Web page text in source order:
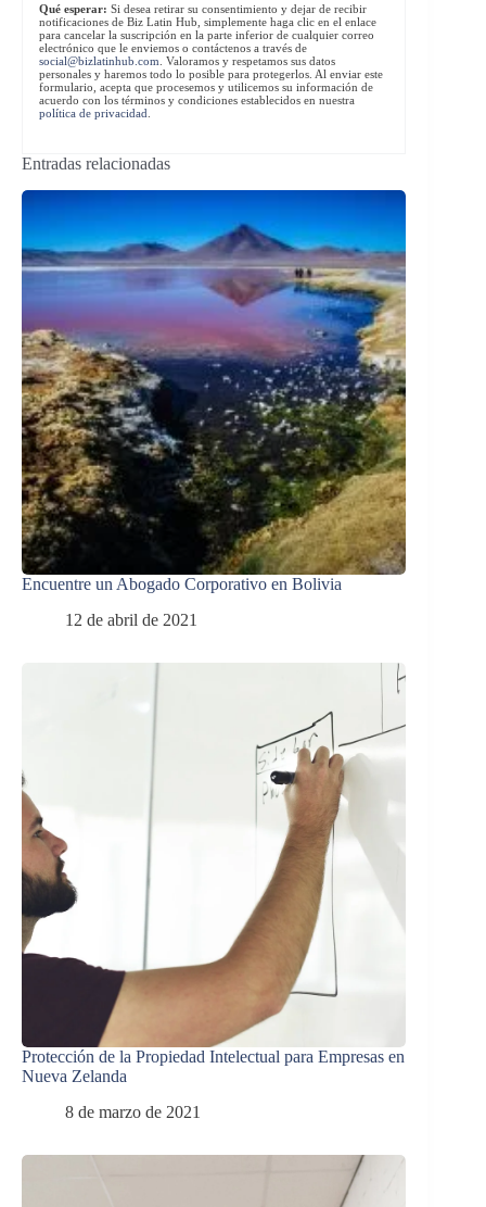
Qué esperar: Si desea retirar su consentimiento y dejar de recibir
notificaciones de Biz Latin Hub, simplemente haga clic en el enlace
para cancelar la suscripción en la parte inferior de cualquier correo
electrónico que le enviemos o contáctenos a través de
social@bizlatinhub.com . Valoramos y respetamos sus datos
personales y haremos todo lo posible para protegerlos. Al enviar este
formulario, acepta que procesemos y utilicemos su información de
acuerdo con los términos y condiciones establecidos en nuestra
política de privacidad
Entradas relacionadas
Encuentre un Abogado Corporativo en Bolivia
12 de abril de 2021
Protección de la Propiedad Intelectual para Empresas en
Nueva Zelanda
8 de marzo de 2021